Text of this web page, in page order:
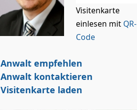
Visitenkarte
einlesen mit QR-
Code
Anwalt empfehlen
Anwalt kontaktieren
Visitenkarte laden